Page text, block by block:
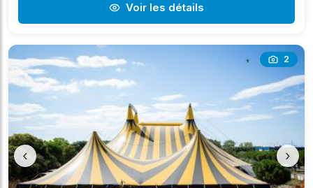
Voir les détails
2
‹ ›